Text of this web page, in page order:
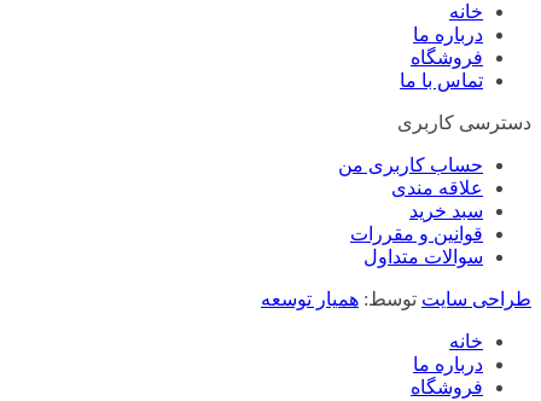
خانه
درباره ما
فروشگاه
تماس با ما
دسترسی کاربری
حساب کاربری من
علاقه مندی
سبد خرید
قوانین و مقررات
سوالات متداول
طراحی سایت توسط: همیار توسعه
خانه
درباره ما
فروشگاه